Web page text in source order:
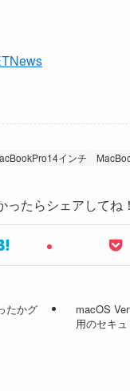
インチ
ったらシェアしてね！
たかグ
macOS
用のセキュ